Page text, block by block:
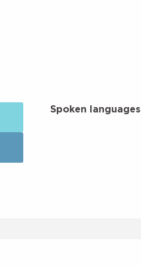
Spoken languages
Spoken languages